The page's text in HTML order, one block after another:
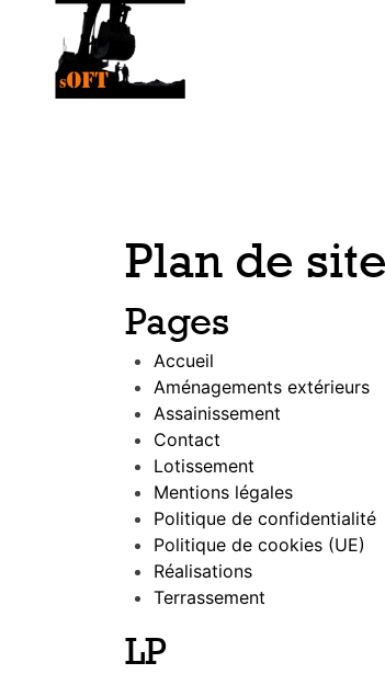
Plan de site
Pages
Accueil
Aménagements extérieurs
Assainissement
Contact
Lotissement
Mentions légales
Politique de confidentialité
Politique de cookies (UE)
Réalisations
Terrassement
LP